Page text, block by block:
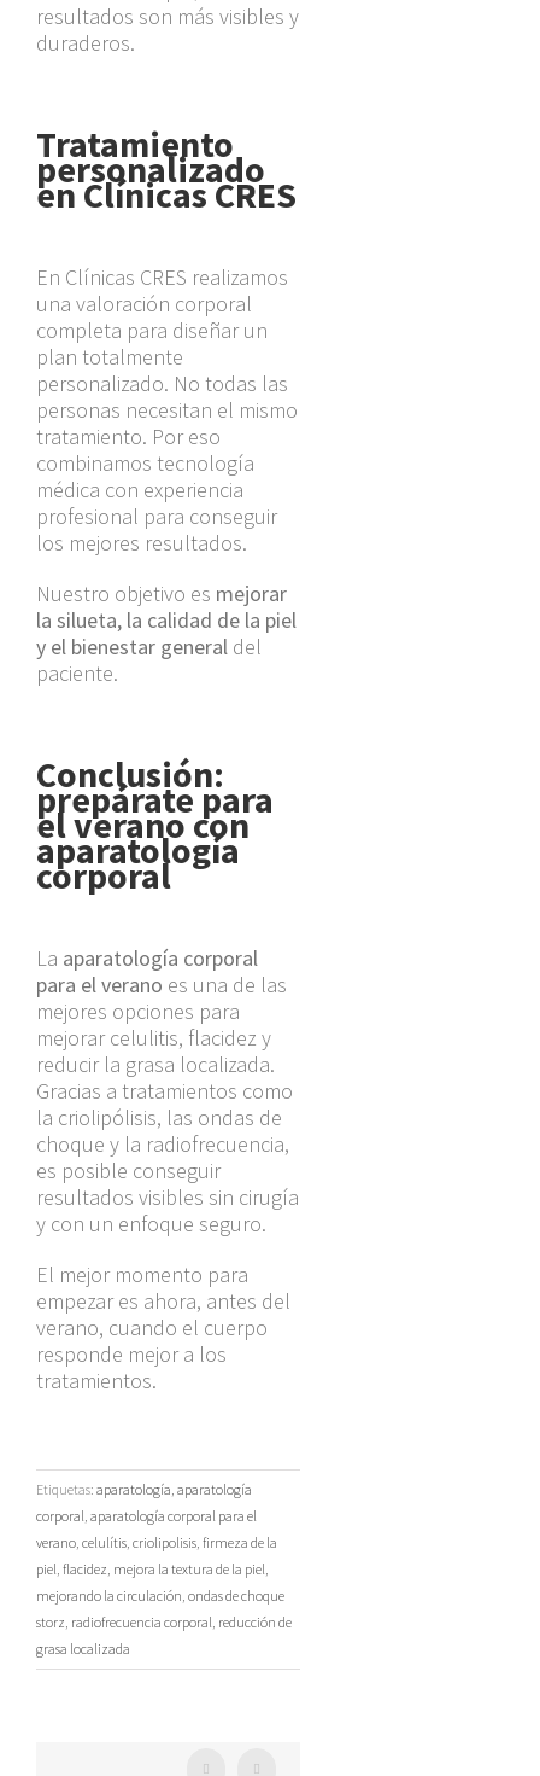
resultados son más visibles y
duraderos.
Tratamiento
personalizado
en Clínicas CRES
En Clínicas CRES realizamos
una valoración corporal
completa para diseñar un
plan totalmente
personalizado. No todas las
personas necesitan el mismo
tratamiento. Por eso
combinamos tecnología
médica con experiencia
profesional para conseguir
los mejores resultados.
Nuestro objetivo es mejorar
la silueta, la calidad de la piel
y el bienestar general del
paciente.
Conclusión:
prepárate para
el verano con
aparatología
corporal
La aparatología corporal
para el verano es una de las
mejores opciones para
mejorar celulitis, flacidez y
reducir la grasa localizada.
Gracias a tratamientos como
la criolipólisis, las ondas de
choque y la radiofrecuencia,
es posible conseguir
resultados visibles sin cirugía
y con un enfoque seguro.
El mejor momento para
empezar es ahora, antes del
verano, cuando el cuerpo
responde mejor a los
tratamientos.
Etiquetas: aparatología aparatología
corporal aparatología corporal para el
verano celulítis criolipolisis firmeza de la
piel flacidez mejora la textura de la piel
mejorando la circulación ondas de choque
storz radiofrecuencia corporal reducción de
grasa localizada
Facebook Twitter